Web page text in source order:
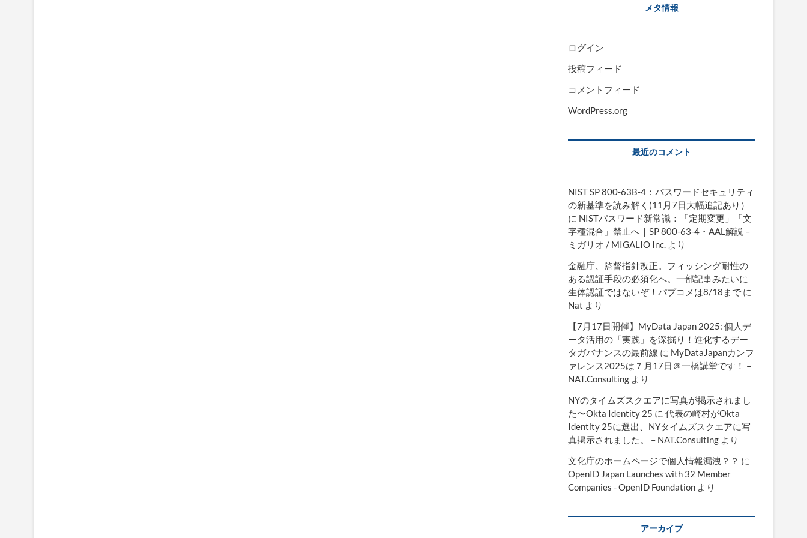
メタ情報
ログイン
投稿フィード
コメントフィード
WordPress.org
最近のコメント
NIST SP 800-63B-4：パスワードセキュリティ
の新基準を読み解く(11月7日大幅追記あり）
に NISTパスワード新常識：「定期変更」「文
字種混合」禁止へ｜SP 800-63-4・AAL解説 –
ミガリオ / MIGALIO Inc.
より
金融庁、監督指針改正。フィッシング耐性の
ある認証手段の必須化へ。一部記事みたいに
生体認証ではないぞ！パブコメは8/18まで に
Nat より
【7月17日開催】MyData Japan 2025: 個人デ
ータ活用の「実践」を深掘り！進化するデー
タガバナンスの最前線 に MyDataJapanカンフ
ァレンス2025は７月17日＠一橋講堂です！ –
NAT.Consulting より
NYのタイムズスクエアに写真が掲示されまし
た〜Okta Identity 25 に 代表の崎村がOkta
Identity 25に選出、NYタイムズスクエアに写
真掲示されました。 – NAT.Consulting より
文化庁のホームページで個人情報漏洩？？ に
OpenID Japan Launches with 32 Member
Companies - OpenID Foundation より
アーカイブ